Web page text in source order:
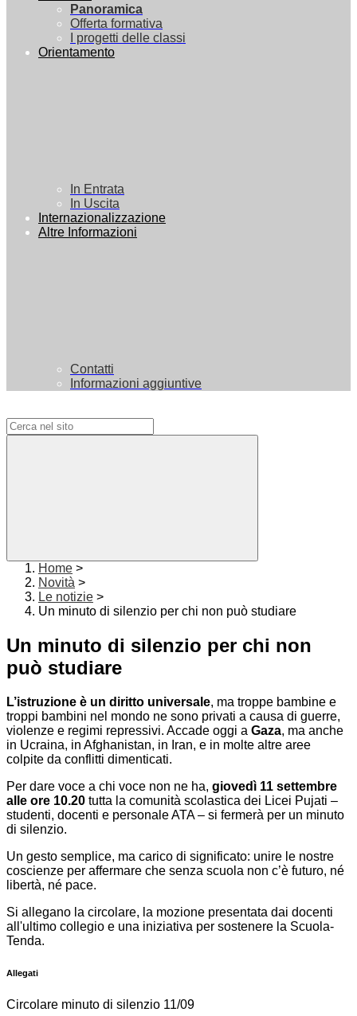
Panoramica
Offerta formativa
I progetti delle classi
Orientamento
In Entrata
In Uscita
Internazionalizzazione
Altre Informazioni
Contatti
Informazioni aggiuntive
Home >
Novità >
Le notizie >
Un minuto di silenzio per chi non può studiare
Un minuto di silenzio per chi non
può studiare
L’istruzione è un diritto universale, ma troppe bambine e
troppi bambini nel mondo ne sono privati a causa di guerre,
violenze e regimi repressivi. Accade oggi a Gaza, ma anche
in Ucraina, in Afghanistan, in Iran, e in molte altre aree
colpite da conflitti dimenticati.
Per dare voce a chi voce non ne ha, giovedì 11 settembre
alle ore 10.20 tutta la comunità scolastica dei Licei Pujati –
studenti, docenti e personale ATA – si fermerà per un minuto
di silenzio.
Un gesto semplice, ma carico di significato: unire le nostre
coscienze per affermare che senza scuola non c’è futuro, né
libertà, né pace.
Si allegano la circolare, la mozione presentata dai docenti
all'ultimo collegio e una iniziativa per sostenere la Scuola-
Tenda.
Allegati
Circolare minuto di silenzio 11/09